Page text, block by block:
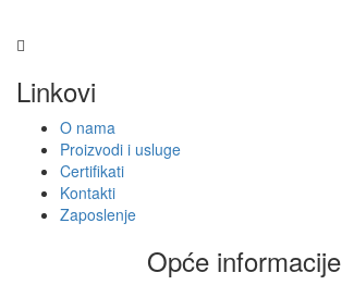
Linkovi
O nama
Proizvodi i usluge
Certifikati
Kontakti
Zaposlenje
Opće informacije